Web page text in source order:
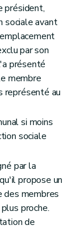
président,
sociale avant
par son
présenté
membre
représenté au
si moins
sociale
par la
propose un
des membres
proche.
de